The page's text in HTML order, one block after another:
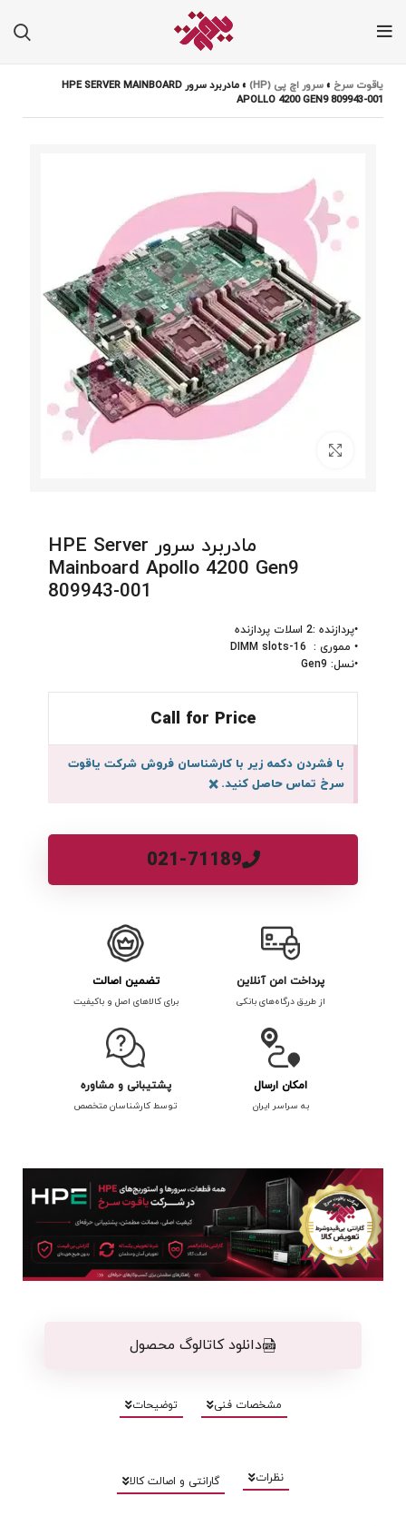
یاقوت سرخ »سرور اچ پی (HP) »
مادربرد سرور HPE SERVER MAINBOARD
APOLLO 4200 GEN9 809943-001
مادربرد سرور HPE Server
Mainboard Apollo 4200 Gen9
809943-001
•پردازنده :2 اسلات پردازنده
• مموری : 16-DIMM slots
•نسل: Gen9
Call for Price
با فشردن دکمه زیر با کارشناسان فروش شرکت یاقوت
سرخ تماس حاصل کنید.×
021-71189
پرداخت امن آنلاین
از طریق درگاه‌های بانکی
تضمین اصالت
برای کالاهای اصل و باکیفیت
امکان ارسال
به سراسر ایران
پشتیبانی و مشاوره
توسط کارشناسان متخصص
دانلود کاتالوگ محصول
مشخصات فنی توضیحات
نظرات گارانتی و اصالت کالا